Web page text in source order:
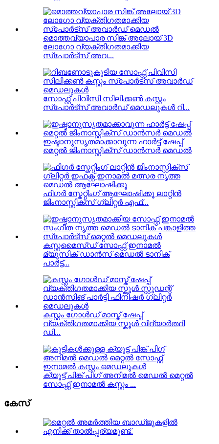
മൊത്തവ്യാപാര സിങ്ക് അലോയ് 3D
ലോഗോ വ്യക്തിഗതമാക്കിയ
സ്പോർട്സ് അവ...
സോഫ്റ്റ് പിവിസി സിലിക്കൺ കസ്റ്റം
സ്പോർട്സ് അവാർഡ് മെഡലുകൾ റി...
ഇഷ്ടാനുസൃതമാക്കാവുന്ന ഹാർട്ട് ഷേപ്പ്
മെറ്റൽ ജിംനാസ്റ്റിക്സ് ഡാൻസർ മെഡൽ
ഫിഗർ സ്കേറ്റിംഗ് ആഘോഷിക്കൂ ലാറ്റിൻ
ജിംനാസ്റ്റിക്സ് ഗ്ലിറ്റർ എഫ്...
കസ്റ്റമൈസ്ഡ് സോഫ്റ്റ് ഇനാമൽ
മ്യൂസിക് ഡാൻസ് മെഡൽ ടാനിക്
പാർട്ട്...
കസ്റ്റം ഗോൾഡ് മാസ്ക് ഷേപ്പ്
വ്യക്തിഗതമാക്കിയ സ്കൂൾ വിദ്യാർത്ഥി
ഡി...
ക്യൂട്ട് പിങ്ക് പിഗ് അനിമൽ മെഡൽ മെറ്റൽ
സോഫ്റ്റ് ഇനാമൽ കസ്റ്റം ...
കേസ്